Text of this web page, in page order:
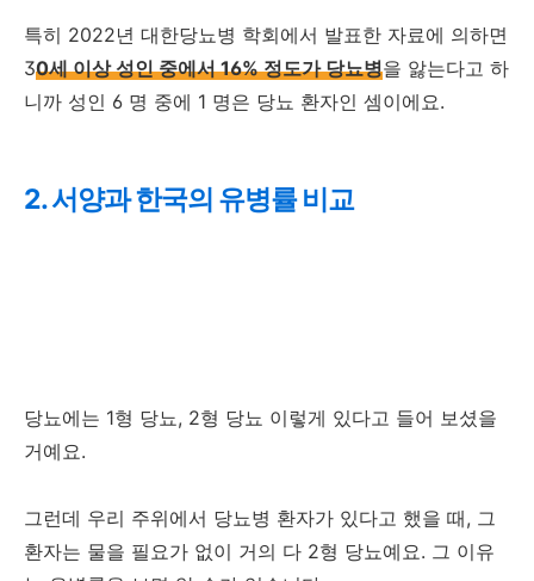
특히 2022년 대한당뇨병 학회에서 발표한 자료에 의하면
30세 이상 성인 중에서 16% 정도가 당뇨병을 앓는다고 하
니까 성인 6 명 중에 1 명은 당뇨 환자인 셈이에요.
2. 서양과 한국의 유병률 비교
당뇨에는 1형 당뇨, 2형 당뇨 이렇게 있다고 들어 보셨을
거예요.
그런데 우리 주위에서 당뇨병 환자가 있다고 했을 때, 그
환자는 물을 필요가 없이 거의 다 2형 당뇨예요. 그 이유